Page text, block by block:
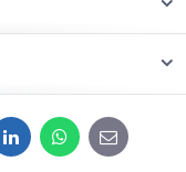
LinkedInWhatsApp
E-
mail